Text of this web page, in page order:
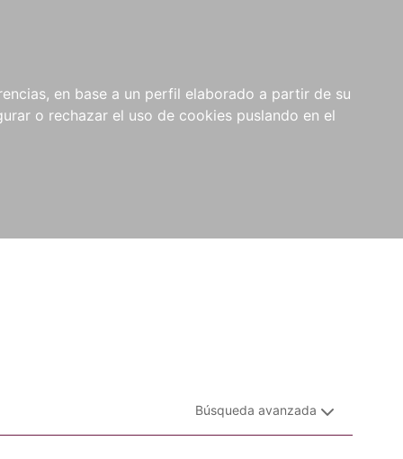
en base a un perfil elaborado a partir de su
o rechazar el uso de cookies puslando en el
NOVEDADES NOTICIAS
COMPRAS
INSTITUCIONALES
Búsqueda avanzada